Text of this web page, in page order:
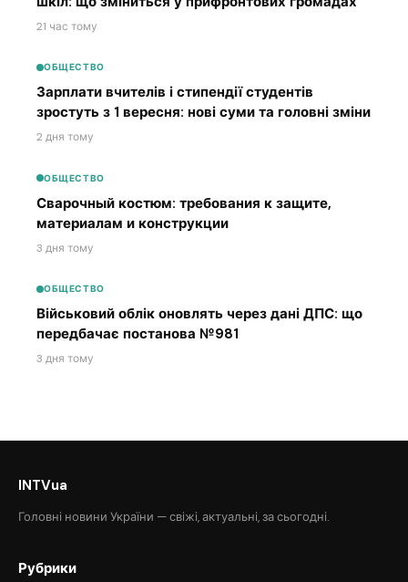
21 час тому
ОБЩЕСТВО
Зарплати вчителів і стипендії студентів
зростуть з 1 вересня: нові суми та головні зміни
2 дня тому
ОБЩЕСТВО
Сварочный костюм: требования к защите,
материалам и конструкции
3 дня тому
ОБЩЕСТВО
Військовий облік оновлять через дані ДПС: що
передбачає постанова №981
3 дня тому
INTVua
Головні новини України — свіжі, актуальні, за сьогодні.
Рубрики